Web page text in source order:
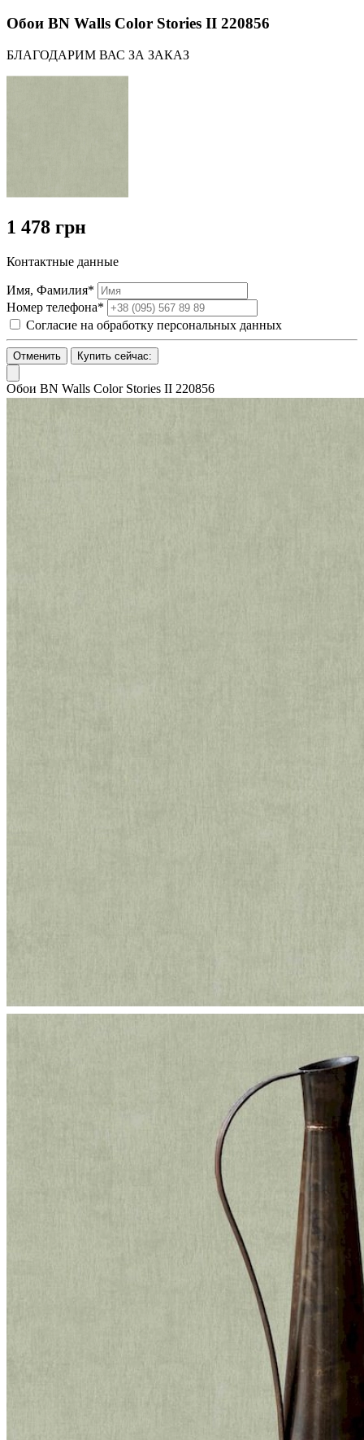
Обои BN Walls Color Stories II 220856
БЛАГОДАРИМ ВАС ЗА ЗАКАЗ
1 478 грн
Контактные данные
Имя, Фамилия*
Номер телефона*
Согласие на обработку персональных данных
Отменить Купить сейчас:
Обои BN Walls Color Stories II 220856